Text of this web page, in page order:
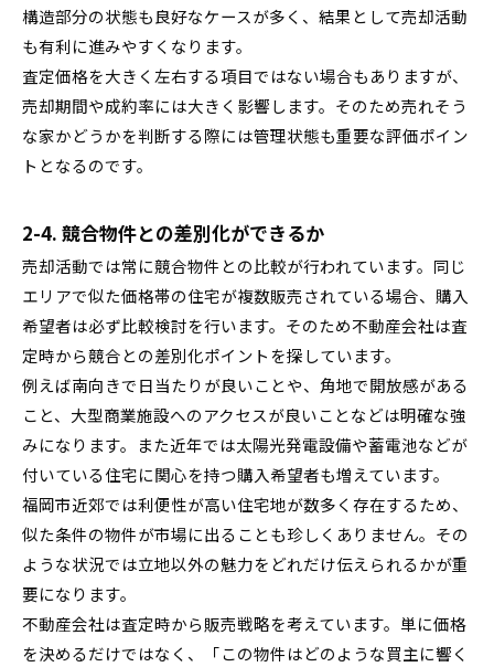
構造部分の状態も良好なケースが多く、結果として売却活動
も有利に進みやすくなります。
査定価格を大きく左右する項目ではない場合もありますが、
売却期間や成約率には大きく影響します。そのため売れそう
な家かどうかを判断する際には管理状態も重要な評価ポイン
トとなるのです。
2-4. 競合物件との差別化ができるか
売却活動では常に競合物件との比較が行われています。同じ
エリアで似た価格帯の住宅が複数販売されている場合、購入
希望者は必ず比較検討を行います。そのため不動産会社は査
定時から競合との差別化ポイントを探しています。
例えば南向きで日当たりが良いことや、角地で開放感がある
こと、大型商業施設へのアクセスが良いことなどは明確な強
みになります。また近年では太陽光発電設備や蓄電池などが
付いている住宅に関心を持つ購入希望者も増えています。
福岡市近郊では利便性が高い住宅地が数多く存在するため、
似た条件の物件が市場に出ることも珍しくありません。その
ような状況では立地以外の魅力をどれだけ伝えられるかが重
要になります。
不動産会社は査定時から販売戦略を考えています。単に価格
を決めるだけではなく、「この物件はどのような買主に響く